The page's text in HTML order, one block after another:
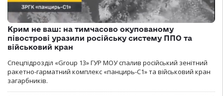
Крим не ваш: на тимчасово окупованому
півострові уразили російську систему ППО та
військовий кран
Спецпідрозділ «Group 13» ГУР МОУ спалив російський зенітний
ракетно-гарматний комплекс «панцирь-С1» та військовий кран
загарбників.